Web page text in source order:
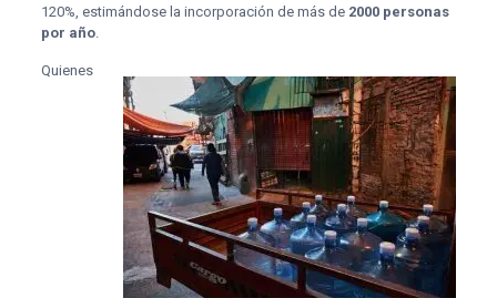
120%, estimándose la incorporación de más de 2000 personas
por año.
Quienes